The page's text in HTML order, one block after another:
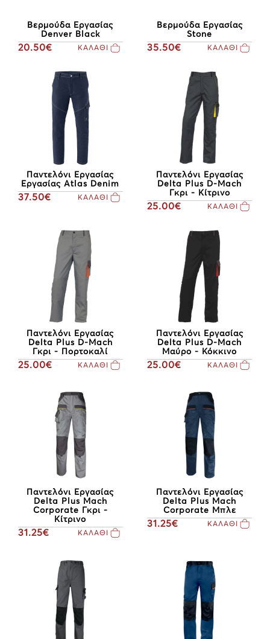
Βερμούδα Εργασίας
Denver Black
20.50€ ΚΑΛΑΘΙ
Βερμούδα Εργασίας
Stone
35.50€ ΚΑΛΑΘΙ
Παντελόνι Εργασίας
Εργασίας Atlas Denim
37.50€ ΚΑΛΑΘΙ
Παντελόνι Εργασίας
Delta Plus D-Mach
Γκρι - Κίτρινο
25.00€ ΚΑΛΑΘΙ
Παντελόνι Εργασίας
Delta Plus D-Mach
Γκρι - Πορτοκαλί
25.00€ ΚΑΛΑΘΙ
Παντελόνι Εργασίας
Delta Plus D-Mach
Μαύρο - Κόκκινο
25.00€ ΚΑΛΑΘΙ
Παντελόνι Εργασίας
Delta Plus Mach
Corporate Γκρι -
Κίτρινο
31.25€ ΚΑΛΑΘΙ
Παντελόνι Εργασίας
Delta Plus Mach
Corporate Μπλε
31.25€ ΚΑΛΑΘΙ